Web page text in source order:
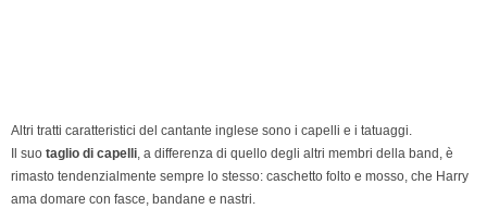
Altri tratti caratteristici del cantante inglese sono i capelli e i tatuaggi.
Il suo taglio di capelli, a differenza di quello degli altri membri della band, è
rimasto tendenzialmente sempre lo stesso: caschetto folto e mosso, che Harry
ama domare con fasce, bandane e nastri.